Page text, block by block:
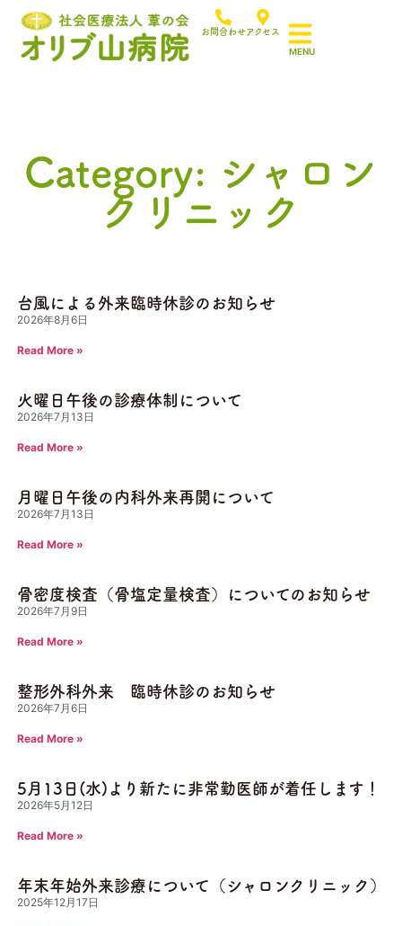
お問合わせアクセス
Category: シャロン
クリニック
台風による外来臨時休診のお知らせ
2026年8月6日
Read More »
火曜日午後の診療体制について
2026年7月13日
Read More »
月曜日午後の内科外来再開について
2026年7月13日
Read More »
骨密度検査（骨塩定量検査）についてのお知らせ
2026年7月9日
Read More »
整形外科外来 臨時休診のお知らせ
2026年7月6日
Read More »
5月13日(水)より新たに非常勤医師が着任します！
2026年5月12日
Read More »
年末年始外来診療について（シャロンクリニック）
2025年12月17日